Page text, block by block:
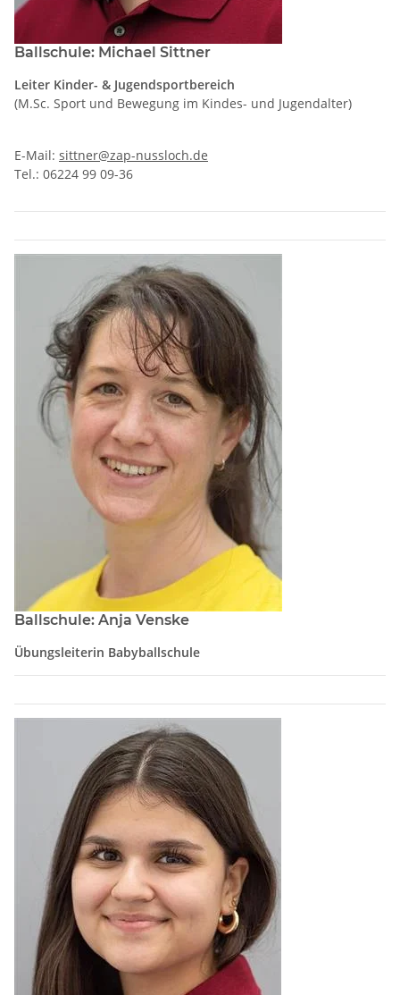
Ballschule: Michael Sittner
Leiter Kinder- & Jugendsportbereich
(M.Sc. Sport und Bewegung im Kindes- und Jugendalter)
E-Mail: sittner@zap-nussloch.de
Tel.: 06224 99 09-36
Ballschule: Anja Venske
Übungsleiterin Babyballschule